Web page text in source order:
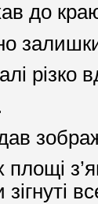
до
різко
зігнуті